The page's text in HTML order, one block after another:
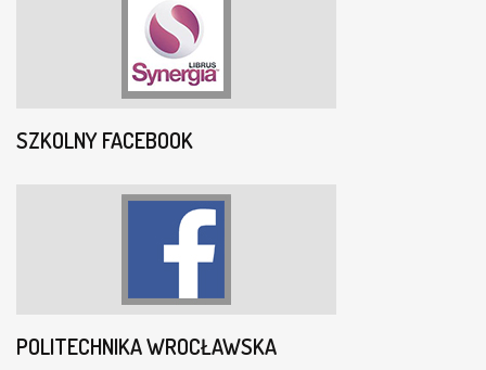
SZKOLNY FACEBOOK
POLITECHNIKA WROCŁAWSKA